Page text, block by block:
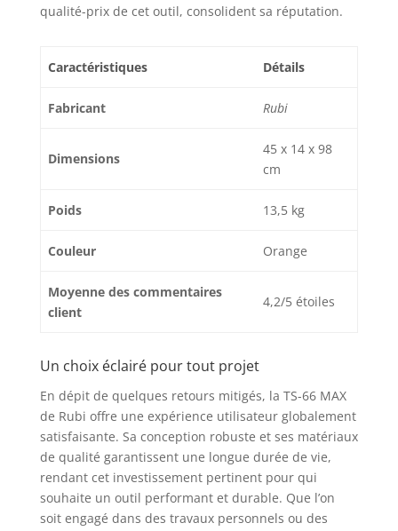
qualité-prix de cet outil, consolident sa réputation.
Caractéristiques Détails
Fabricant Rubi
Dimensions
45 x 14 x 98
cm
Poids 13,5 kg
Couleur Orange
Moyenne des commentaires
client
4,2/5 étoiles
Un choix éclairé pour tout projet
En dépit de quelques retours mitigés, la TS-66 MAX
de Rubi offre une expérience utilisateur globalement
satisfaisante. Sa conception robuste et ses matériaux
de qualité garantissent une longue durée de vie,
rendant cet investissement pertinent pour qui
souhaite un outil performant et durable. Que l’on
soit engagé dans des travaux personnels ou des